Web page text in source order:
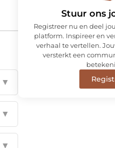
▼
▼
▼
Stuur ons
Registreer nu en deel
platform. Inspireer en
verhaal te vertellen.
versterkt een